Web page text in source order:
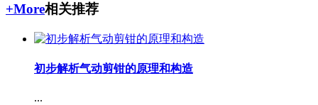
+More相关推荐
初步解析气动剪钳的原理和构造
...